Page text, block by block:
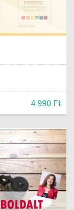
4 990 Ft